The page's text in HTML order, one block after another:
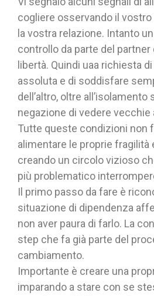
cogliere osservando il
la vostra relazione. Intanto
controllo da parte del partner
libertà. Quindi uaa richiesta
assoluta e di soddisfare
dell’altro, oltre all’isolamento
negazione di vedere
Tutte queste condizioni non
alimentare le proprie fragilità
creando un circolo vizioso
più problematico
Il primo passo da fare è
situazione di dipendenza
non aver paura di farlo. La
step che fa già parte del
cambiamento.
Importante è creare una
imparando a stare con se